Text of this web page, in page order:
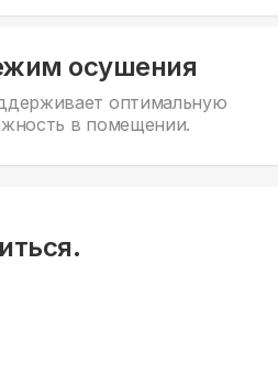
осушения
оптимальную
в помещении.